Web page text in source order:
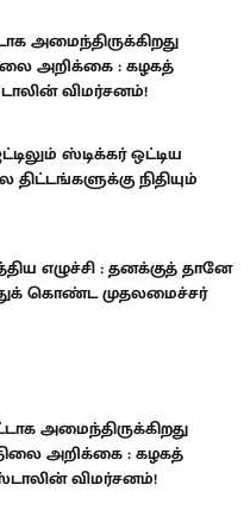
அமைந்திருக்கிறது
அறிக்கை : கழகத்
விமர்சனம்!
ஸ்டிக்கர் ஒட்டிய
திட்டங்களுக்கு நிதியும்
எழுச்சி : தனக்குத் தானே
கொண்ட முதலமைச்சர்
அமைந்திருக்கிறது
அறிக்கை : கழகத்
விமர்சனம்!